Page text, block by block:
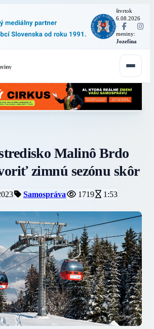
štvrtok
6.08.2026
·
meniny:
Jozefína
Malinô Brdo
zimnú sezónu skôr
Samospráva 1719 1:53